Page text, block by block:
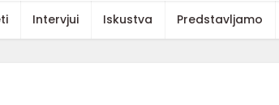
Intervjui Iskustva Predstavljamo